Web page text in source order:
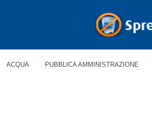
ACQUA PUBBLICA AMMINISTRAZIONE